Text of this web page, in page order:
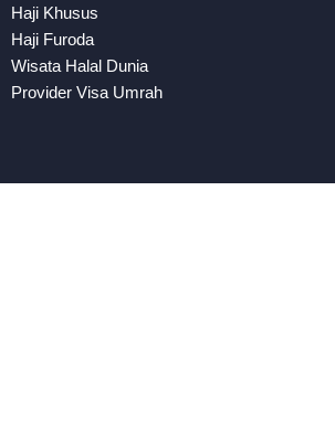
Haji Khusus
Haji Furoda
Wisata Halal Dunia
Provider Visa Umrah